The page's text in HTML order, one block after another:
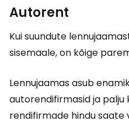
Autorent
Kui suundute
sisemaale, on kõige
Lennujaamas asub
autorendifirmasid ja palju
rendifirmade hindu saate